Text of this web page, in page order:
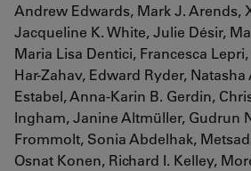
Andrew Edwards, Mark J. Arends,
Jacqueline K. White, Julie Désir,
Maria Lisa Dentici, Francesca
Har-Zahav, Edward Ryder,
Estabel, Anna-Karin B. Gerdin,
Ingham, Janine Altmüller, Gudrun
Frommolt, Sonia Abdelhak,
Osnat Konen, Richard I. Kelley,